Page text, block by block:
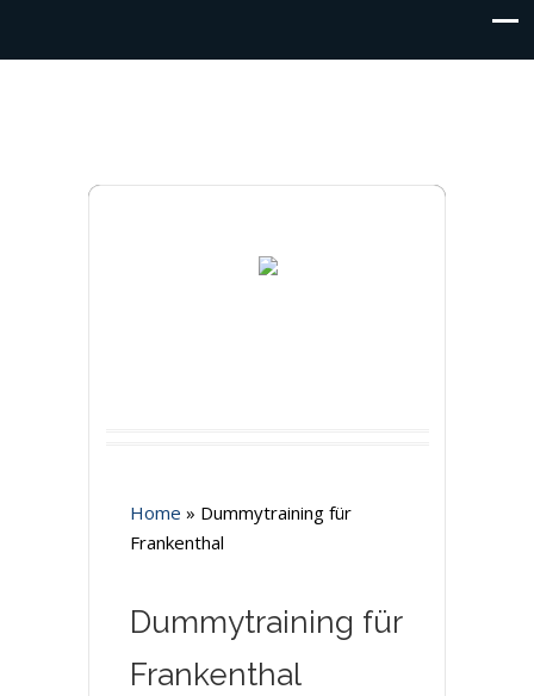
Home » Dummytraining für
Frankenthal
Dummytraining für
Frankenthal